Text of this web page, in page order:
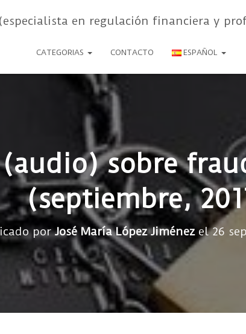
(especialista en regulación financiera y
CATEGORIAS CONTACTO ESPAÑOL
sobre
(septiembre,
porJosé María López Jiménezel26